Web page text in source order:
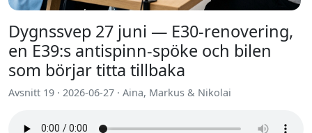
Dygnssvep 27 juni — E30-renovering,
en E39:s antispinn-spöke och bilen
som börjar titta tillbaka
Avsnitt 19 · 2026-06-27 · Aina, Markus & Nikolai